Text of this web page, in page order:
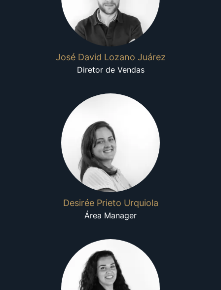
José David Lozano Juárez
Diretor de Vendas
Desirée Prieto Urquiola
Área Manager